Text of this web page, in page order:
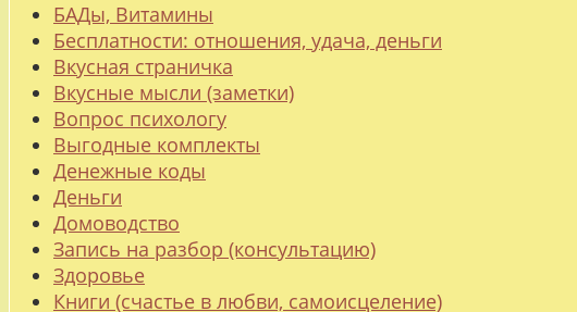
БАДы, Витамины
Бесплатности: отношения, удача, деньги
Вкусная страничка
Вкусные мысли (заметки)
Вопрос психологу
Выгодные комплекты
Денежные коды
Деньги
Домоводство
Запись на разбор (консультацию)
Здоровье
Книги (счастье в любви, самоисцеление)